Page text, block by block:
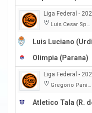
Liga Federal -
Luis Cesar Spiazzi
Luis Luciano
Olimpia (Parana)
Liga Federal -
Gregorio Panizza
Atletico Tala (R.